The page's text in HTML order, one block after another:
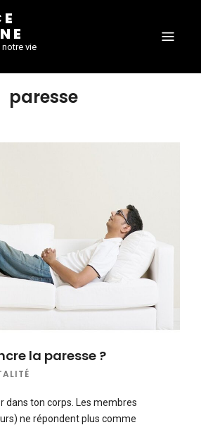
vie
paresse
la paresse ?
dans ton corps. Les membres
ne répondent plus comme